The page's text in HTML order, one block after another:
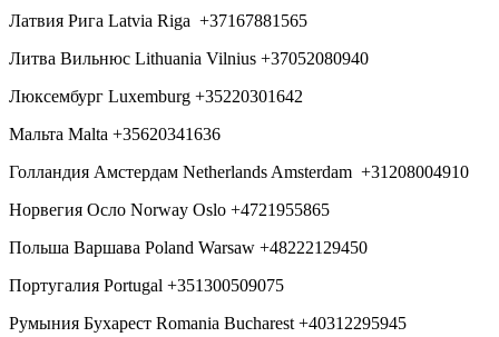
Латвия Рига Latvia Riga +37167881565
Литва Вильнюс Lithuania Vilnius +37052080940
Люксембург Luxemburg +35220301642
Мальта Malta +35620341636
Голландия Амстердам Netherlands Amsterdam +31208004910
Норвегия Осло Norway Oslo +4721955865
Польша Варшава Poland Warsaw +48222129450
Португалия Portugal +351300509075
Румыния Бухарест Romania Bucharest +40312295945